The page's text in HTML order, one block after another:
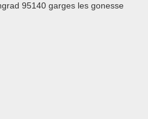
95140 garges les gonesse